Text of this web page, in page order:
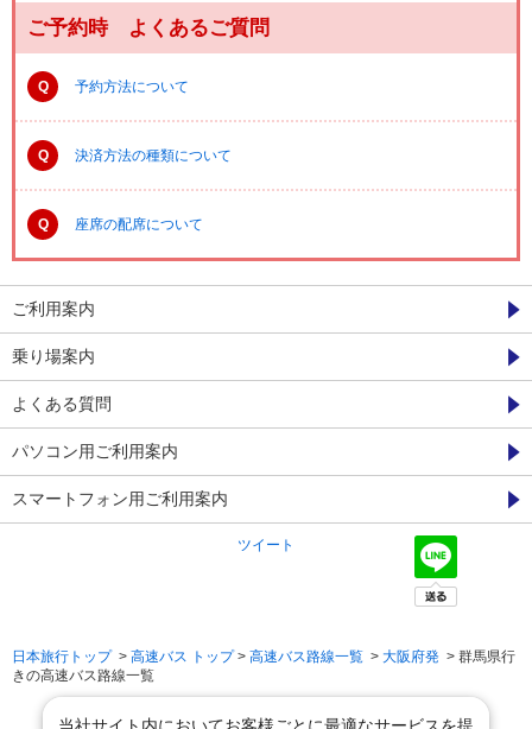
ご予約時 よくあるご質問
Q 予約方法について
Q 決済方法の種類について
Q 座席の配席について
ご利用案内
乗り場案内
よくある質問
パソコン用ご利用案内
スマートフォン用ご利用案内
ツイート
日本旅行トップ> 高速バス トップ> 高速バス路線一覧 > 大阪府発 > 群馬県行
きの高速バス路線一覧
当社サイト内においてお客様ごとに最適なサービスを提